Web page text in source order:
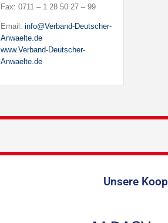
Fax: 0711 – 1 28 50 27 – 99
Email: info@Verband-Deutscher-
Anwaelte.de
www.Verband-Deutscher-
Anwaelte.de
Unsere